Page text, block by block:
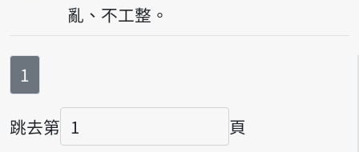
亂、不工整。
第
1
跳去第
頁碼
頁